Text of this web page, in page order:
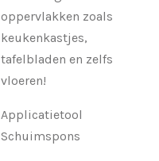
oppervlakken zoals
keukenkastjes,
tafelbladen en zelfs
vloeren!
Applicatietool
Schuimspons